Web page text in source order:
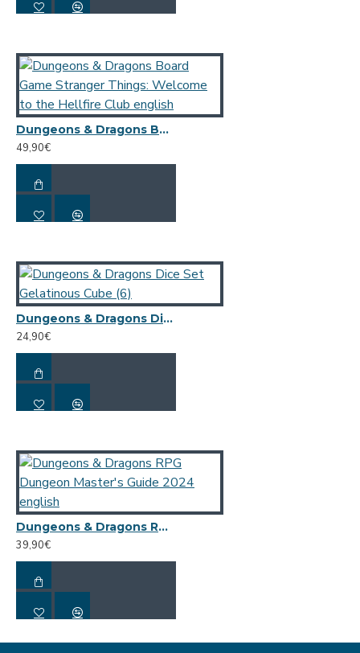
Εξερεύνηση και Ρόλος - Ένας γρήγορος οδηγός για εύκολη
παικτών με 4 εμβληματικές κατηγορίες D&D: Cleric, Rogue,
Wizard και Fighter - Πάνω από 200 κάρτες παιχνιδιού για
ιστορικά στοιχεία, είδη, ξόρκια, εξοπλισμό, μαγικά αντικείμενα,
τέρατα, NPC και άλλα - Πάνω από 20 χάρτες σε μορφή αφίσας,
συμπεριλαμβανομένων χαρτών περιοχής για τις Caves of Chaos
Valley, το Keep on the Borderlands και το Wilderness - Πάνω από
200 μάρκες, συμπεριλαμβανομένων πόρων, τεράτων και εδάφους
πώς να παρακολουθούν αποτελεσματικά την πρωτοβουλία - Σετ
φυλλάδια που περιλαμβάνουν καταλόγους καταστημάτων, μενού
ταβέρνας και άλλα - 8 μάρκες χαρακτήρων παικτών, που
συναρμολογούνται εύκολα σε όρθια standees με βάση από
χαρτόνι
Dungeons & Dragons Board Game Stranger Things: Welcome to the Hellfire Club english
49,90€
Dungeons & Dragons Dice Set Gelatinous Cube (6)
24,90€
Dungeons & Dragons RPG Dungeon Master's Guide 2024 english
39,90€